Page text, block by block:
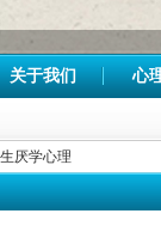
关于我们 心
厌学心理